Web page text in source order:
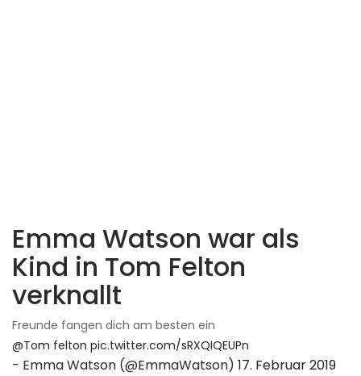
Emma Watson war als
Kind in Tom Felton
verknallt
Freunde fangen dich am besten ein
@Tom felton pic.twitter.com/sRXQIQEUPn
- Emma Watson (@EmmaWatson) 17. Februar 2019